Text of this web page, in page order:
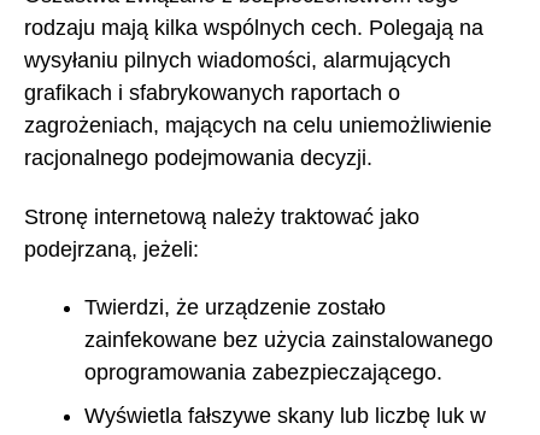
rodzaju mają kilka wspólnych cech. Polegają na
wysyłaniu pilnych wiadomości, alarmujących
grafikach i sfabrykowanych raportach o
zagrożeniach, mających na celu uniemożliwienie
racjonalnego podejmowania decyzji.
Stronę internetową należy traktować jako
podejrzaną, jeżeli:
Twierdzi, że urządzenie zostało
zainfekowane bez użycia zainstalowanego
oprogramowania zabezpieczającego.
Wyświetla fałszywe skany lub liczbę luk w